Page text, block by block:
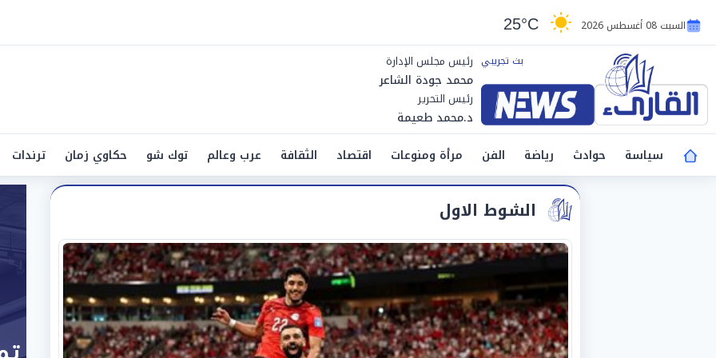
السبت 08 أغسطس 2026 25°C
رئيس مجلس الإدارة
محمد جودة الشاعر
رئيس التحرير
د.محمد طعيمة
سياسة
حوادث رياضة الفن مرأة ومنوعات اقتصاد الثقافة عرب وعالم توك شو حكاوي زمان ترندات
الشوط الاول